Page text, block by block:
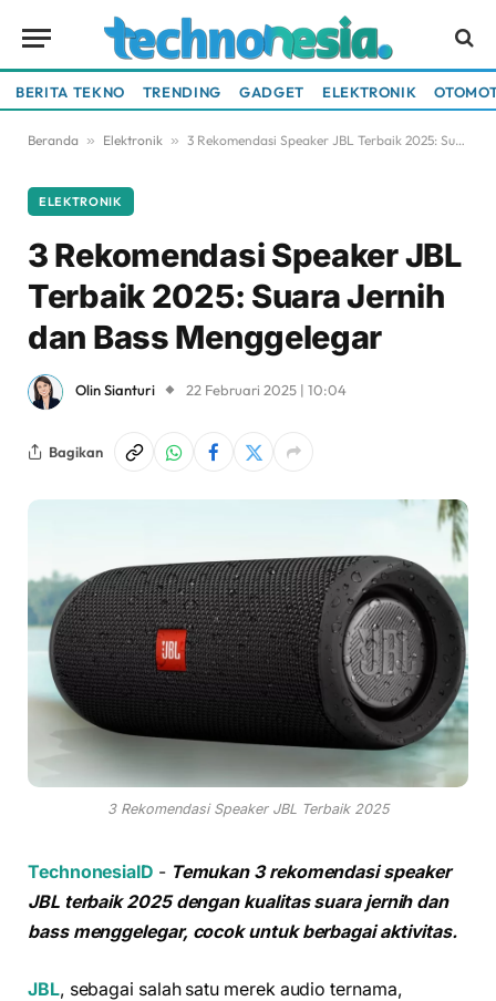
BERITA TEKNO TRENDING GADGET ELEKTRONIK
Beranda » Elektronik » 3 Rekomendasi Speaker JBL Terbaik 2025: Suara Jernih dan Bass Menggelegar
ELEKTRONIK
3 Rekomendasi Speaker JBL
Terbaik 2025: Suara Jernih
dan Bass Menggelegar
Olin Sianturi 22 Februari 2025 | 10:04
Bagikan
3 Rekomendasi Speaker JBL Terbaik 2025
TechnonesiaID - Temukan 3 rekomendasi speaker
JBL terbaik 2025 dengan kualitas suara jernih dan
bass menggelegar, cocok untuk berbagai aktivitas.
JBL, sebagai salah satu merek audio ternama,